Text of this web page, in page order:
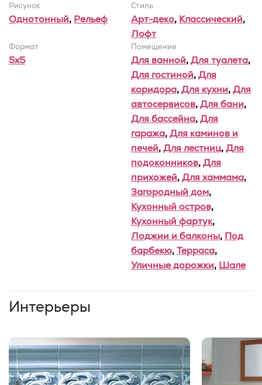
Рисунок
Однотонный, Рельеф
Стиль
Арт-деко, Классический,
Лофт
Формат
5x5
Помещение
Для ванной,Для туалета,
Для гостиной,Для
коридора,Для кухни,Для
автосервисов,Для бани,
Для бассейна,Для
гаража,Для каминов и
печей,Для лестниц,Для
подоконников,Для
прихожей,Для хаммама,
Загородный дом,
Кухонный остров,
Кухонный фартук,
Лоджии и балконы, Под
барбекю,Терраса,
Уличные дорожки, Шале
Интерьеры